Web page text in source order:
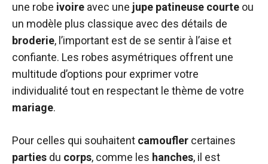
une robe ivoire avec une jupe patineuse courte ou
un modèle plus classique avec des détails de
broderie, l’important est de se sentir à l’aise et
confiante. Les robes asymétriques offrent une
multitude d’options pour exprimer votre
individualité tout en respectant le thème de votre
mariage.
Pour celles qui souhaitent camoufler certaines
parties du corps, comme les hanches, il est